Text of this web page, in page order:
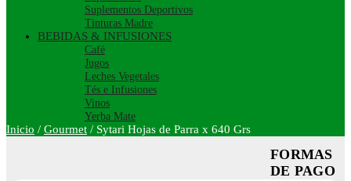
Suplementos Deportivos
Tinturas Madre
BEBIDAS & INFUSIONES
Café
Jugos
Leches Vegetales
Tés e Infusiones
Vinos
Yerba Mate
Inicio / Gourmet / Sytari Hojas de Parra x 640 Grs
FORMAS
DE PAGO